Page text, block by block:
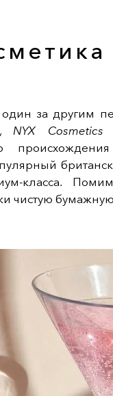
за другим
NYX Cosmetics
класса.
чистую бумажную